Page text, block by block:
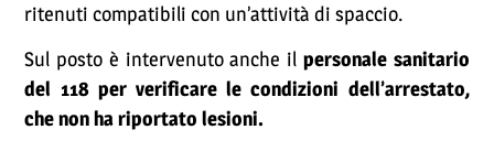
ritenuti compatibili con un’attività di spaccio.
Sul posto è intervenuto anche il personale sanitario
del 118 per verificare le condizioni dell’arrestato,
che non ha riportato lesioni.